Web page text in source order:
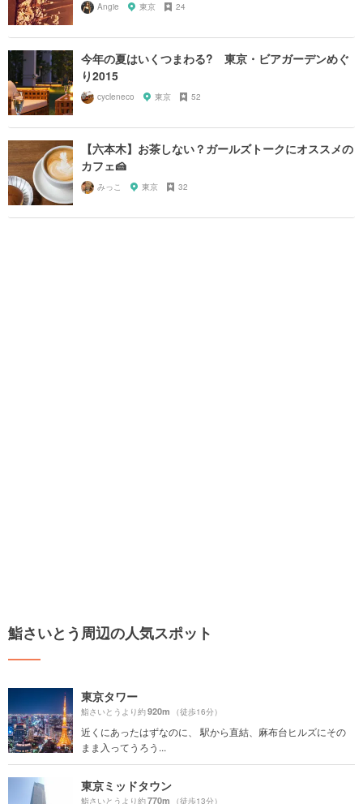
Angie 東京 24
今年の夏はいくつまわる? 東京・ビアガーデンめぐ
り2015
cycleneco 東京 52
【六本木】お茶しない？ガールズトークにオススメの
カフェ🍰
みっこ 東京 32
鮨さいとう周辺の人気スポット
東京タワー
鮨さいとうより約920m （徒歩16分）
近くにあったはずなのに、 駅から直結、麻布台ヒルズにその
まま入ってうろう...
東京ミッドタウン
鮨さいとうより約770m （徒歩13分）